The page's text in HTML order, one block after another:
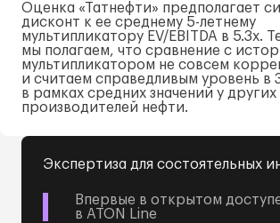
Оценка «Татнефти» предполагает
дисконт к ее среднему 5-летнему
мультипликатору EV/EBITDA в 5.3x.
мы полагаем, что сравнение с
мультипликатором не совсем
и считаем справедливым уровень в
в рамках средних значений у
производителей нефти.
Экспертиза для состоятельных
Впервые в открытом
в ATON Line